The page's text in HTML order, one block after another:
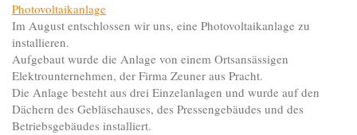
Photovoltaikanlage
Im August entschlossen wir uns, eine Photovoltaikanlage zu
installieren.
Aufgebaut wurde die Anlage von einem Ortsansässigen
Elektrounternehmen, der Firma Zeuner aus Pracht.
Die Anlage besteht aus drei Einzelanlagen und wurde auf den
Dächern des Gebläsehauses, des Pressengebäudes und des
Betriebsgebäudes installiert.